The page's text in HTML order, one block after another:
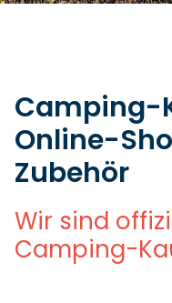
Camping-
Online-
Zubehör
Wir sind
Camping-